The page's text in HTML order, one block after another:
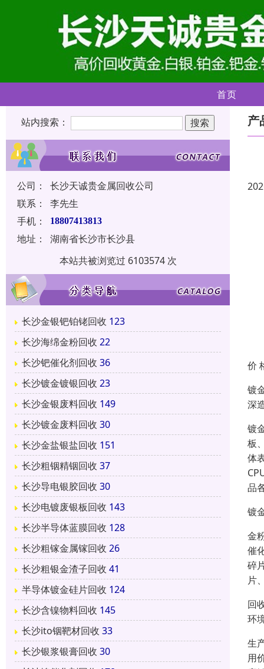
首页
站内搜索：
公司：
长沙天诚贵金属回收公司
联系：
李先生
手机：
18807413813
地址：
湖南省长沙市长沙县
本站共被浏览过 6103574 次
长沙金银钯铂铑回收 123
长沙海绵金粉回收 22
长沙钯催化剂回收 36
长沙镀金镀银回收 23
长沙金银废料回收 149
长沙镀金废料回收 30
长沙金盐银盐回收 151
长沙粗铟精铟回收 37
长沙导电银胶回收 30
长沙电镀废银板回收 143
长沙半导体蓝膜回收 128
长沙粗镓金属镓回收 26
长沙粗银金渣子回收 41
半导体镀金硅片回收 124
长沙含镍物料回收 145
长沙ito铟靶材回收 33
长沙银浆银膏回收 30
产
价
镀
深
镀
板
体
品
镀
金
催
碎
片
回
环
生
用